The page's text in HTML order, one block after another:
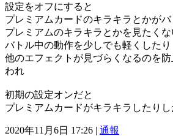
設定をオフにすると
プレミアムカードのキラキラとかが
プレミアムのキラキラとかを見たく
バトル中の動作を少しでも軽くしたり
他のエフェクトが見づらくなるのを
われ
初期の設定オンだと
プレミアムカードがキラキラしたり
2020年11月6日 17:26 | 通報